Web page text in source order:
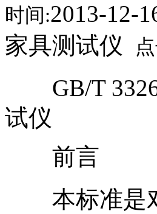
时间:2013-12-
家具测试仪
GB/T 3326-
试仪
前言
本标准是对